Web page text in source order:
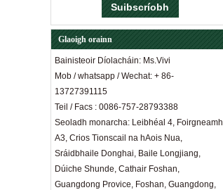
Glaoigh orainn
Bainisteoir Díolacháin: Ms.Vivi
Mob / whatsapp / Wechat: + 86-
13727391115
Teil / Facs : 0086-757-28793388
Seoladh monarcha: Leibhéal 4, Foirgneamh
A3, Crios Tionscail na hAois Nua,
Sráidbhaile Donghai, Baile Longjiang,
Dúiche Shunde, Cathair Foshan,
Guangdong Provice, Foshan, Guangdong,